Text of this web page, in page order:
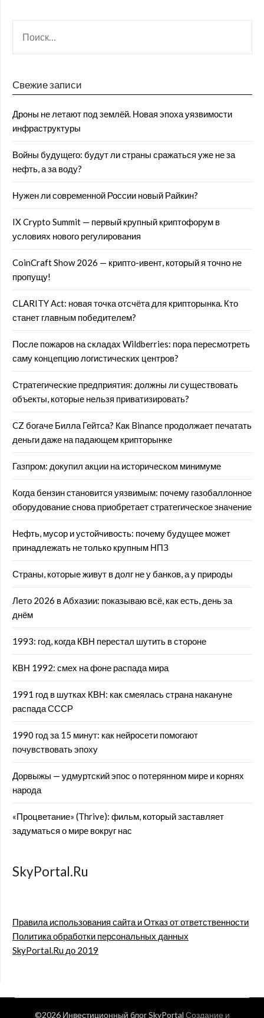
Свежие записи
Дроны не летают под землёй. Новая эпоха уязвимости
инфраструктуры
Войны будущего: будут ли страны сражаться уже не за
нефть, а за воду?
Нужен ли современной России новый Райкин?
IX Crypto Summit — первый крупный криптофорум в
условиях нового регулирования
CoinCraft Show 2026 — крипто-ивент, который я точно не
пропущу!
CLARITY Act: новая точка отсчёта для крипторынка. Кто
станет главным победителем?
После пожаров на складах Wildberries: пора пересмотреть
саму концепцию логистических центров?
Стратегические предприятия: должны ли существовать
объекты, которые нельзя приватизировать?
CZ богаче Билла Гейтса? Как Binance продолжает печатать
деньги даже на падающем крипторынке
Газпром: докупил акции на историческом минимуме
Когда бензин становится уязвимым: почему газобаллонное
оборудование снова приобретает стратегическое значение
Нефть, мусор и устойчивость: почему будущее может
принадлежать не только крупным НПЗ
Страны, которые живут в долг не у банков, а у природы
Лето 2026 в Абхазии: показываю всё, как есть, день за
днём
1993: год, когда КВН перестал шутить в стороне
КВН 1992: смех на фоне распада мира
1991 год в шутках КВН: как смеялась страна накануне
распада СССР
1990 год за 15 минут: как нейросети помогают
почувствовать эпоху
Дорвыжы — удмуртский эпос о потерянном мире и корнях
народа
«Процветание» (Thrive): фильм, который заставляет
задуматься о мире вокруг нас
SkyPortal.Ru
Правила использования сайта и Отказ от ответственности
Политика обработки персональных данных
SkyPortal.Ru до 2019
©2026 Инвестиционный блог SkyPortal Создание и